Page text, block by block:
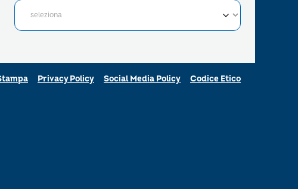
Privacy Policy Social Media Policy Codice Etico